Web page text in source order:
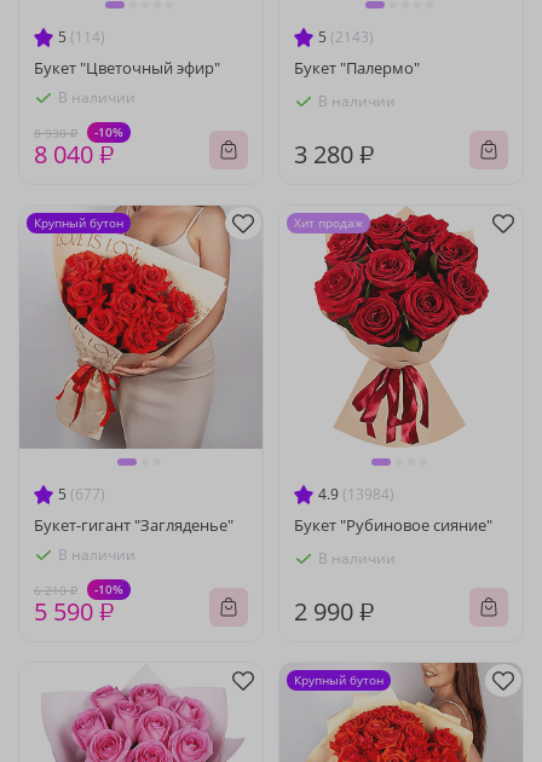
5 (114)
Букет "Цветочный эфир"
В наличии
8 930 ₽ -10%
8 040 ₽
5 (2143)
Букет "Палермо"
В наличии
3 280 ₽
5 (677)
Букет-гигант "Загляденье"
В наличии
6 210 ₽ -10%
5 590 ₽
Крупный бутон
4.9 (13984)
Букет "Рубиновое сияние"
В наличии
2 990 ₽
Хит продаж
Крупный бутон